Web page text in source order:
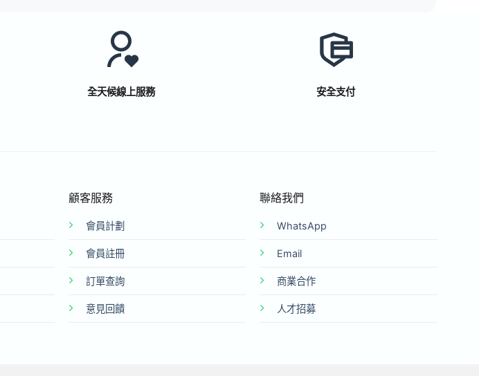
全天候線上服務 安全支付
顧客服務
會員計劃
會員註冊
訂單查詢
意見回饋
聯絡我們
WhatsApp
Email
商業合作
人才招募